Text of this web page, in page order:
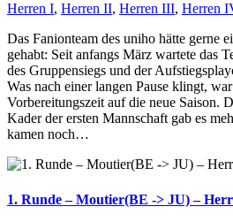
Herren I, Herren II, Herren III, Herren
Das Fanionteam des uniho hätte gerne
gehabt: Seit anfangs März wartete das
des Gruppensiegs und der
Was nach einer langen Pause klingt,
Vorbereitungszeit auf die neue Saison.
Kader der ersten Mannschaft gab es
kamen noch…
1. Runde – Moutier(BE -> JU) –